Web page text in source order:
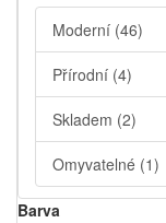
Moderní (46)
Přírodní (4)
Skladem (2)
Omyvatelné (1)
Barva